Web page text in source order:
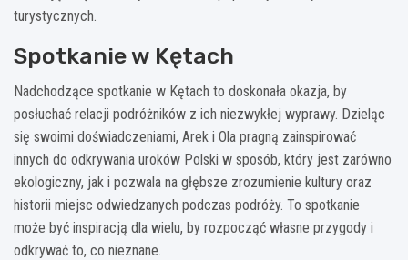
turystycznych.
Spotkanie w Kętach
Nadchodzące spotkanie w Kętach to doskonała okazja, by
posłuchać relacji podróżników z ich niezwykłej wyprawy. Dzieląc
się swoimi doświadczeniami, Arek i Ola pragną zainspirować
innych do odkrywania uroków Polski w sposób, który jest zarówno
ekologiczny, jak i pozwala na głębsze zrozumienie kultury oraz
historii miejsc odwiedzanych podczas podróży. To spotkanie
może być inspiracją dla wielu, by rozpocząć własne przygody i
odkrywać to, co nieznane.